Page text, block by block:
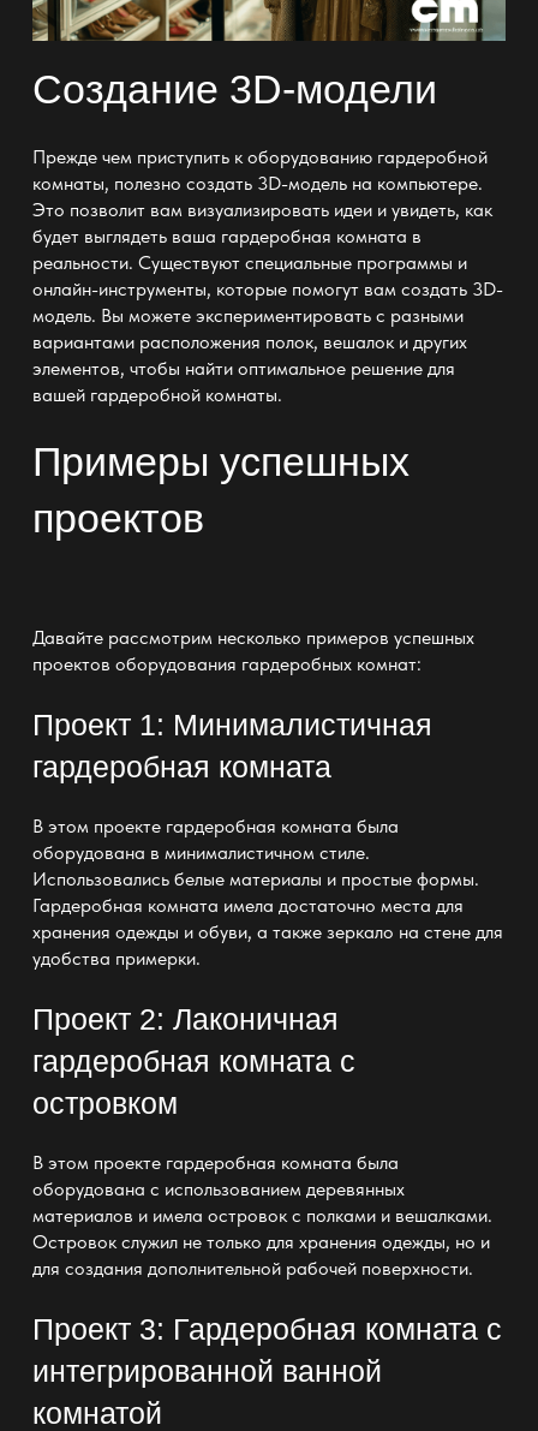
Создание 3D-модели
Прежде чем приступить к оборудованию гардеробной
комнаты, полезно создать 3D-модель на компьютере.
Это позволит вам визуализировать идеи и увидеть, как
будет выглядеть ваша гардеробная комната в
реальности. Существуют специальные программы и
онлайн-инструменты, которые помогут вам создать 3D-
модель. Вы можете экспериментировать с разными
вариантами расположения полок, вешалок и других
элементов, чтобы найти оптимальное решение для
вашей гардеробной комнаты.
Примеры успешных
проектов
Давайте рассмотрим несколько примеров успешных
проектов оборудования гардеробных комнат:
Проект 1: Минималистичная
гардеробная комната
В этом проекте гардеробная комната была
оборудована в минималистичном стиле.
Использовались белые материалы и простые формы.
Гардеробная комната имела достаточно места для
хранения одежды и обуви, а также зеркало на стене для
удобства примерки.
Проект 2: Лаконичная
гардеробная комната с
островком
В этом проекте гардеробная комната была
оборудована с использованием деревянных
материалов и имела островок с полками и вешалками.
Островок служил не только для хранения одежды, но и
для создания дополнительной рабочей поверхности.
Проект 3: Гардеробная комната с
интегрированной ванной
комнатой